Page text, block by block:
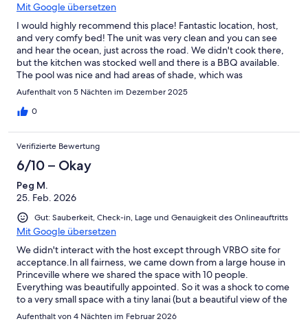
Mit Google übersetzen
I would highly recommend this place! Fantastic location, host,
and very comfy bed! The unit was very clean and you can see
and hear the ocean, just across the road. We didn't cook there,
but the kitchen was stocked well and there is a BBQ available.
The pool was nice and had areas of shade, which was
appreciated. There is a great breakfast place a few minutes
Stay here, you won't be sorry!
Aufenthalt von 5 Nächten im Dezember 2025
0
Verifizierte Bewertung
6/10 – Okay
Peg M.
25. Feb. 2026
Gut: Sauberkeit, Check-in, Lage und Genauigkeit des Onlineauftritts
Mit Google übersetzen
We didn't interact with the host except through VRBO site for
acceptance.In all fairness, we came down from a large house in
Princeville where we shared the space with 10 people.
Everything was beautifully appointed. So it was a shock to come
to a very small space with a tiny lanai (but a beautiful view of the
ocean, no dishwasher, etc.
Aufenthalt von 4 Nächten im Februar 2026